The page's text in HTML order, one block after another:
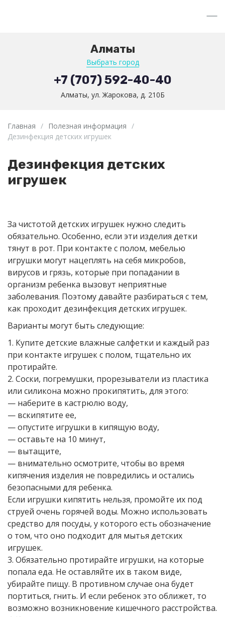
Алматы
Выбрать город
+7 (707) 592-40-40
Алматы, ул. Жарокова, д. 210Б
Главная / Полезная информация /
Дезинфекция детских игрушек
Дезинфекция детских
игрушек
За чистотой детских игрушек нужно следить
обязательно. Особенно, если эти изделия детки
тянут в рот. При контакте с полом, мебелью
игрушки могут нацеплять на себя микробов,
вирусов и грязь, которые при попадании в
организм ребенка вызовут неприятные
заболевания. Поэтому давайте разбираться с тем,
как проходит дезинфекция детских игрушек.
Варианты могут быть следующие:
1. Купите детские влажные салфетки и каждый раз
при контакте игрушек с полом, тщательно их
протирайте.
2. Соски, погремушки, прорезыватели из пластика
или силикона можно прокипятить, для этого:
— наберите в кастрюлю воду,
— вскипятите ее,
— опустите игрушки в кипящую воду,
— оставьте на 10 минут,
— вытащите,
— внимательно осмотрите, чтобы во время
кипячения изделия не повредились и остались
безопасными для ребенка.
Если игрушки кипятить нельзя, промойте их под
струей очень горячей воды. Можно использовать
средство для посуды, у которого есть обозначение
о том, что оно подходит для мытья детских
игрушек.
3. Обязательно протирайте игрушки, на которые
попала еда. Не оставляйте их в таком виде,
убирайте пищу. В противном случае она будет
портиться, гнить. И если ребенок это оближет, то
возможно возникновение кишечного расстройства.